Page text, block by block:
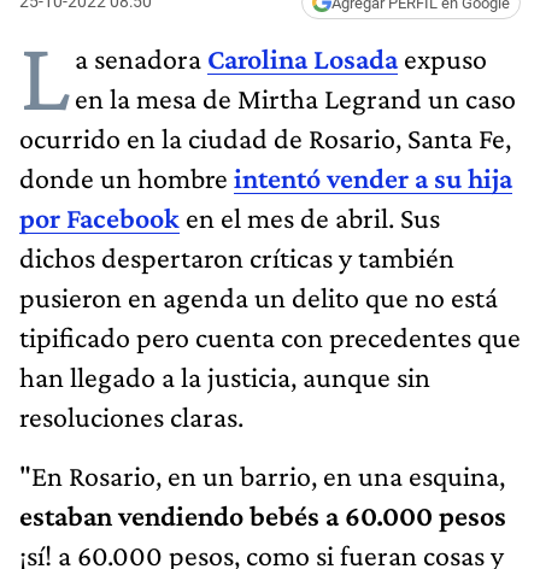
La senadora Carolina Losadaexpuso
en la mesa de Mirtha Legrand un caso
ocurrido en la ciudad de Rosario, Santa Fe,
donde un hombre intentó vender a su hija
por Facebook en el mes de abril. Sus
dichos despertaron críticas y también
pusieron en agenda un delito que no está
tipificado pero cuenta con precedentes que
han llegado a la justicia, aunque sin
resoluciones claras.
"En Rosario, en un barrio, en una esquina,
estaban vendiendo bebés a 60.000 pesos
¡sí! a 60.000 pesos, como si fueran cosas y